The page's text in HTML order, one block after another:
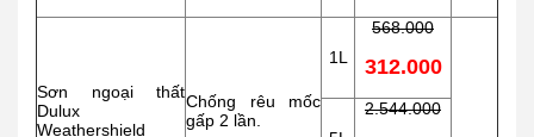
Sơn ngoại thất
Dulux
Weathershield
Chống rêu mốc
gấp 2 lần.
1L
568.000
312.000
2.544.000